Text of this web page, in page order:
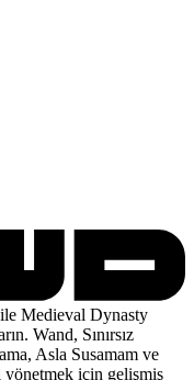
Medieval Dynasty
Wand, Sınırsız
Asla Susamam ve
için gelişmiş